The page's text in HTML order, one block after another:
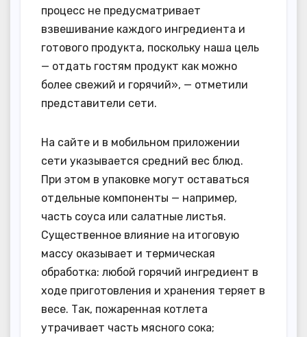
процесс не предусматривает
взвешивание каждого ингредиента и
готового продукта, поскольку наша цель
— отдать гостям продукт как можно
более свежий и горячий», — отметили
представители сети.
На сайте и в мобильном приложении
сети указывается средний вес блюд.
При этом в упаковке могут оставаться
отдельные компоненты — например,
часть соуса или салатные листья.
Существенное влияние на итоговую
массу оказывает и термическая
обработка: любой горячий ингредиент в
ходе приготовления и хранения теряет в
весе. Так, пожаренная котлета
утрачивает часть мясного сока;